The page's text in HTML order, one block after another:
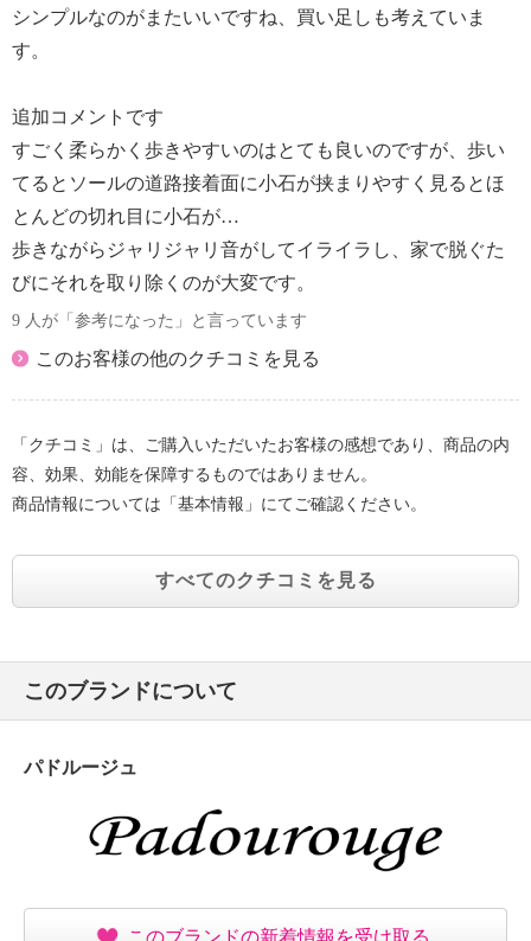
シンプルなのがまたいいですね、買い足しも考えていま
す。
追加コメントです
すごく柔らかく歩きやすいのはとても良いのですが、歩い
てるとソールの道路接着面に小石が挟まりやすく見るとほ
とんどの切れ目に小石が…
歩きながらジャリジャリ音がしてイライラし、家で脱ぐた
びにそれを取り除くのが大変です。
9 人が「参考になった」と言っています
このお客様の他のクチコミを見る
「クチコミ」は、ご購入いただいたお客様の感想であり、商品の内
容、効果、効能を保障するものではありません。
商品情報については「基本情報」にてご確認ください。
すべてのクチコミを見る
このブランドについて
パドルージュ
このブランドの新着情報を受け取る